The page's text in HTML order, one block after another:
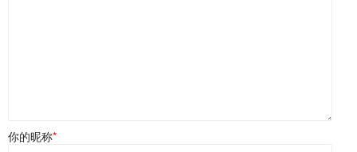
你的昵称*